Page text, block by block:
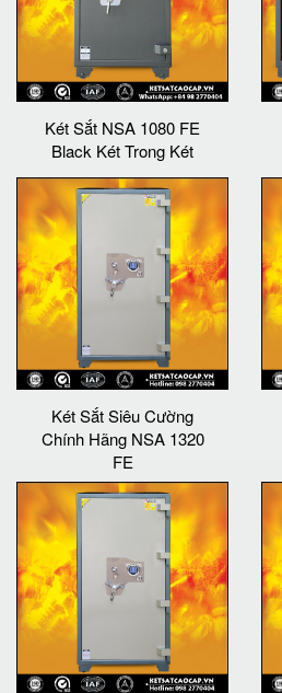
Két Sắt NSA 1080 FE
Black Két Trong Két
Két Sắt Siêu Cường
Chính Hãng NSA 1320
FE